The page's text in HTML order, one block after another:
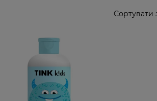
Сортувати